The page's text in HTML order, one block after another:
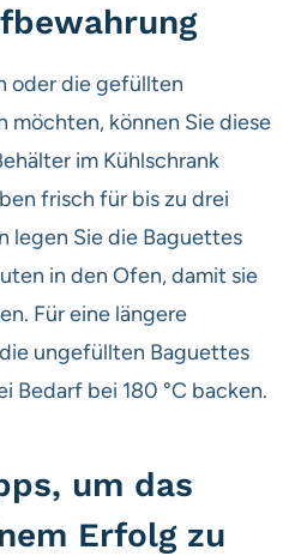
oder die gefüllten
möchten, können Sie diese
im Kühlschrank
frisch für bis zu drei
legen Sie die Baguettes
in den Ofen, damit sie
Für eine längere
ungefüllten Baguettes
Bedarf bei 180 °C backen.
um das
Erfolg zu